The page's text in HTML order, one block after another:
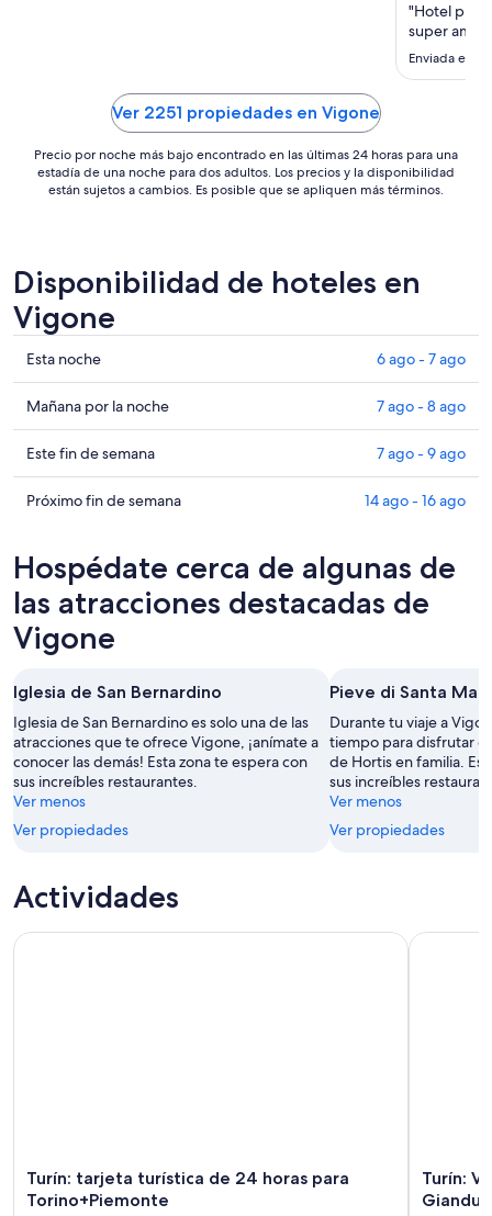
"Hotel
super
Enviada el 7
Ver 2251 propiedades en Vigone
Precio por noche más bajo encontrado en las últimas 24 horas para una
estadía de una noche para dos adultos. Los precios y la disponibilidad
están sujetos a cambios. Es posible que se apliquen más términos.
Disponibilidad de hoteles en
Vigone
Ver
precios
de
propiedades
en
Vigone
para
6
-
7
ago
Esta noche 6 ago - 7 ago
Ver
precios
de
propiedades
en
mañana
la
noche,
ago
-
8
ago
Mañana por la noche 7 ago - 8 ago
Ver
precios
de
Vigone
este
fin
de
semana,
7
ago
-
9
ago
Este fin de semana 7 ago - 9 ago
Ver
propiedades
en
Vigone
para
próximo
fin
de
semana,
14
ago
-
Próximo fin de semana 14 ago - 16 ago
Hospédate cerca de algunas de
las atracciones destacadas de
Vigone
Iglesia de San Bernardino
Iglesia de San Bernardino es solo una de las
atracciones que te ofrece Vigone, ¡anímate a
conocer las demás! Esta zona te espera con
sus increíbles restaurantes.
Ver menos
Ver propiedades
Pieve di Santa
Durante tu viaje a
tiempo para disfrutar
de Hortis en familia.
sus increíbles
Ver menos
Ver propiedades
Actividades
Turín: tarjeta turística de 24 horas para
Torino+Piemonte
Turín: tarjeta turística de 24 horas para Torino+Piemonte
Turín:
Turín: